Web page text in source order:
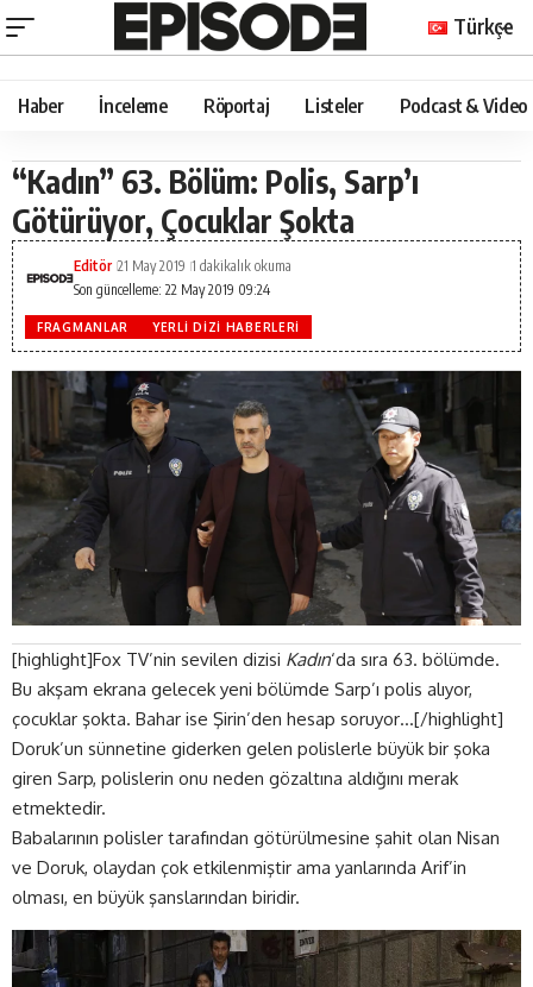
Türkçe
Haber İnceleme Röportaj Listeler Podcast & Video
“Kadın” 63. Bölüm: Polis, Sarp’ı
Götürüyor, Çocuklar Şokta
Son güncelleme: 22 May 2019 09:24
Editör 21 May 2019 1 dakikalık okuma
FRAGMANLAR YERLI DIZI HABERLERI
[highlight]Fox TV’nin sevilen dizisi Kadın‘da sıra 63. bölümde.
Bu akşam ekrana gelecek yeni bölümde Sarp’ı polis alıyor,
çocuklar şokta. Bahar ise Şirin’den hesap soruyor…[/highlight]
Doruk’un sünnetine giderken gelen polislerle büyük bir şoka
giren Sarp, polislerin onu neden gözaltına aldığını merak
etmektedir.
Babalarının polisler tarafından götürülmesine şahit olan Nisan
ve Doruk, olaydan çok etkilenmiştir ama yanlarında Arif’in
olması, en büyük şanslarından biridir.